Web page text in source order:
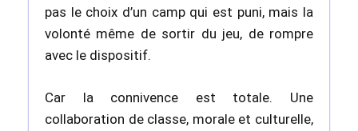
pas le choix d’un camp qui est puni, mais la
volonté même de sortir du jeu, de rompre
avec le dispositif.
Car la connivence est totale. Une
collaboration de classe, morale et culturelle,